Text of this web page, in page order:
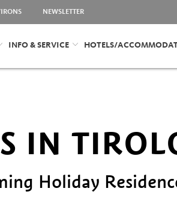
NEWSLETTER
INFO & SERVICE HOTELS/
IN
Holiday